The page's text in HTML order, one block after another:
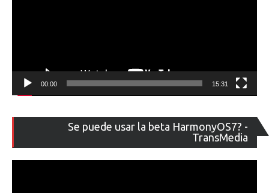
00:00 15:31
Se puede usar la beta HarmonyOS7? -
TransMedia
de